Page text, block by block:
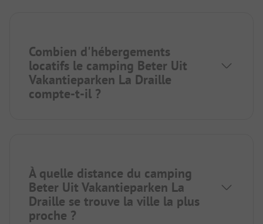
Combien d'hébergements
locatifs le camping Beter Uit
Vakantieparken La Draille
compte-t-il ?
À quelle distance du camping
Beter Uit Vakantieparken La
Draille se trouve la ville la plus
proche ?